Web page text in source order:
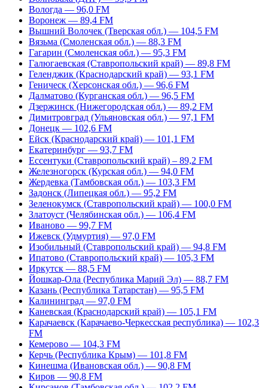
Вологда — 96,0 FM
Воронеж — 89,4 FM
Вышний Волочек (Тверская обл.) — 104,5 FM
Вязьма (Смоленская обл.) — 88,3 FM
Гагарин (Смоленская обл.) — 95,3 FM
Галюгаевская (Ставропольский край) — 89,8 FM
Геленджик (Краснодарский край) — 93,1 FM
Геническ (Херсонская обл.) — 96,6 FM
Далматово (Курганская обл.) — 96,5 FM
Дзержинск (Нижегородская обл.) — 89,2 FM
Димитровград (Ульяновская обл.) — 97,1 FM
Донецк — 102,6 FM
Ейск (Краснодарский край) — 101,1 FM
Екатеринбург — 93,7 FM
Ессентуки (Ставропольский край) – 89,2 FM
Железногорск (Курская обл.) — 94,0 FM
Жердевка (Тамбовская обл.) — 103,3 FM
Задонск (Липецкая обл.) — 95,2 FM
Зеленокумск (Ставропольский край) — 100,0 FM
Златоуст (Челябинская обл.) — 106,4 FM
Иваново — 99,7 FM
Ижевск (Удмуртия) — 97,0 FM
Изобильный (Ставропольский край) — 94,8 FM
Ипатово (Ставропольский край) — 105,3 FM
Иркутск — 88,5 FM
Йошкар-Ола (Республика Марий Эл) — 88,7 FM
Казань (Республика Татарстан) — 95,5 FM
Калининград — 97,0 FM
Каневская (Краснодарский край) — 105,1 FM
Карачаевск (Карачаево-Черкесская республика) — 102,3
FM
Кемерово — 104,3 FM
Керчь (Республика Крым) — 101,8 FM
Кинешма (Ивановская обл.) — 90,8 FM
Киров — 90,8 FM